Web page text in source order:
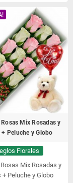
Mix Rosadas y
+ Peluche y Globo
Florales
Mix Rosadas y
+ Peluche y Globo